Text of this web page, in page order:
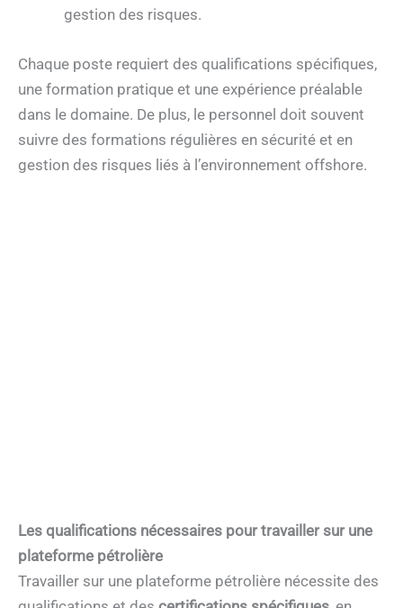
gestion des risques.
Chaque poste requiert des qualifications spécifiques,
une formation pratique et une expérience préalable
dans le domaine. De plus, le personnel doit souvent
suivre des formations régulières en sécurité et en
gestion des risques liés à l’environnement offshore.
Les qualifications nécessaires pour travailler sur une
plateforme pétrolière
Travailler sur une plateforme pétrolière nécessite des